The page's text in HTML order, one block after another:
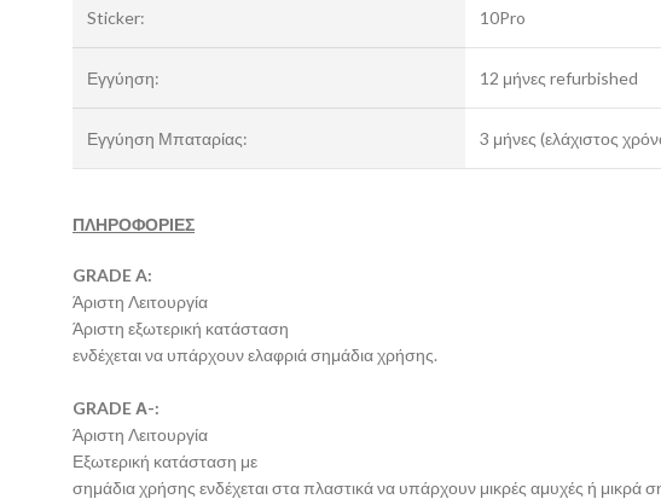
Sticker: 10Pro
Εγγύηση: 12 μήνες refurbished
Εγγύηση Μπαταρίας: 3 μήνες (ελάχιστος
ΠΛΗΡΟΦΟΡΙΕΣ
GRADE A:
Άριστη Λειτουργία
Άριστη εξωτερική κατάσταση
ενδέχεται να υπάρχουν ελαφριά σημάδια χρήσης.
GRADE Α-:
Άριστη Λειτουργία
Εξωτερική κατάσταση με
σημάδια χρήσης ενδέχεται στα πλαστικά να υπάρχουν μικρές αμυχές ή μικρά